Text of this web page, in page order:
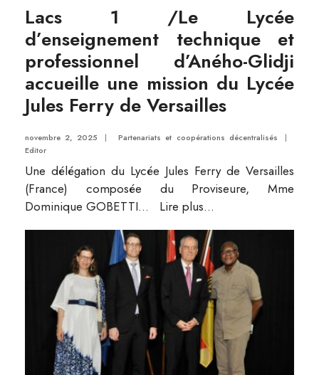
Lacs 1 /Le Lycée
d’enseignement technique et
professionnel d’Aného-Glidji
accueille une mission du Lycée
Jules Ferry de Versailles
novembre 2, 2025 | Partenariats et coopérations décentralisés
|
Editor
Une délégation du Lycée Jules Ferry de Versailles
(France) composée du Proviseure, Mme
Dominique GOBETTI... Lire plus...